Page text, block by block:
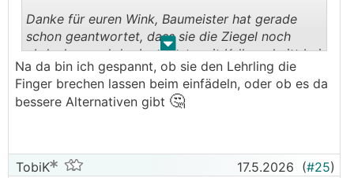
. .
Danke für euren Wink, Baumeister hat gerade
schon geantwortet, dass sie die Ziegel noch
abdecken und der Innenputz mit Kellenschnitt bei
Wand/Decke ausgeführt wird
Na da bin ich gespannt, ob sie den Lehrling die
Finger brechen lassen beim einfädeln, oder ob es da
bessere Alternativen gibt 🤔
TobiK 17.5.2026 (#25)